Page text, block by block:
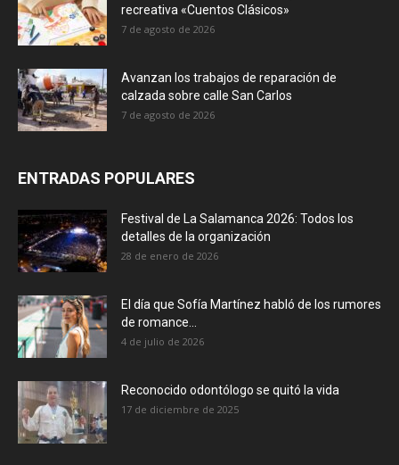
recreativa «Cuentos Clásicos»
7 de agosto de 2026
Avanzan los trabajos de reparación de
calzada sobre calle San Carlos
7 de agosto de 2026
ENTRADAS POPULARES
Festival de La Salamanca 2026: Todos los
detalles de la organización
28 de enero de 2026
El día que Sofía Martínez habló de los rumores
de romance...
4 de julio de 2026
Reconocido odontólogo se quitó la vida
17 de diciembre de 2025